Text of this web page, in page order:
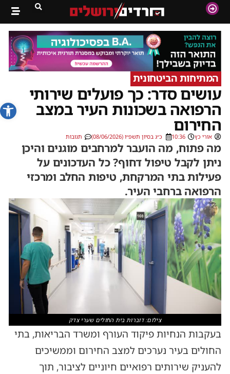
פתח
המתיחות הביטחונית
עושים סדר: כך פועלים שירותי
הרפואה בשכונות העיר במצב
החירום
אורי כץ 10:36 כ״ג בסיון תשפ״ו (08/06/2026) תגובות
מה פתוח, מה הועבר למרחבים מוגנים והיכן
ניתן לקבל טיפול דחוף? כל העדכונים על
פעילות בתי המרקחת, טיפות החלב ומרכזי
הרפואה ברחבי העיר.
צילום: דוברות בית החולים שערי צדק
בעקבות הנחיות פיקוד העורף ומשרד הבריאות, בתי
החולים בעיר נערכים למצב החירום וממשיכים
להעניק שירותים רפואיים חיוניים לציבור, תוך